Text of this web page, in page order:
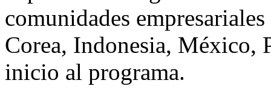
comunidades
Corea, Indonesia, México,
inicio al programa.